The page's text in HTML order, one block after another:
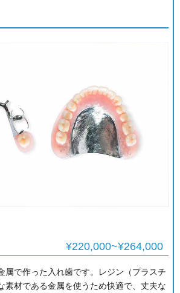
¥220,000~¥264,000
属で作った入れ歯です。レジン（プラスチ
素材である金属を使うため快適で、丈夫な